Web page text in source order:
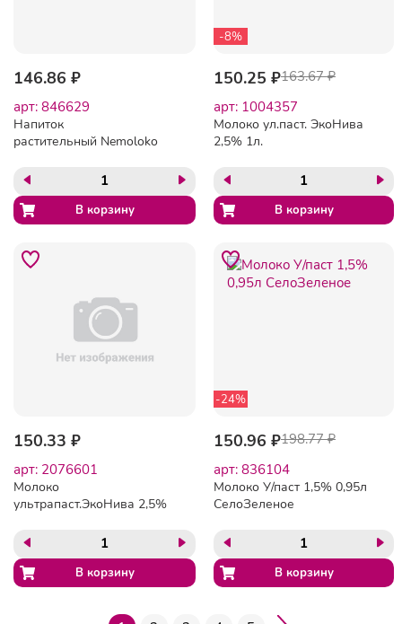
146.86 ₽
арт: 846629
Напиток
растительный Nemoloko
витам В2 3,2% 1л 0922
-8%
150.25 ₽163.67 ₽
арт: 1004357
Молоко ул.паст. ЭкоНива
2,5% 1л.
150.33 ₽
арт: 2076601
Молоко
ультрапаст.ЭкоНива 2,5%
-24%
150.96 ₽198.77 ₽
арт: 836104
Молоко У/паст 1,5% 0,95л
СелоЗеленое